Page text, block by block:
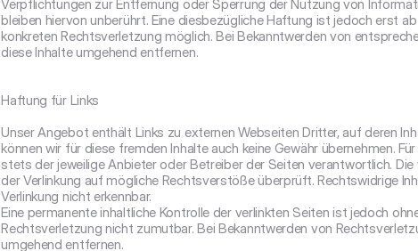
Verpflichtungen zur Entfernung oder Sperrung der Nutzung von
bleiben hiervon unberührt. Eine diesbezügliche Haftung ist jedoch erst
konkreten Rechtsverletzung möglich. Bei Bekanntwerden von
diese Inhalte umgehend entfernen.
Haftung für Links
Unser Angebot enthält Links zu externen Webseiten Dritter, auf deren
können wir für diese fremden Inhalte auch keine Gewähr übernehmen.
stets der jeweilige Anbieter oder Betreiber der Seiten verantwortlich.
der Verlinkung auf mögliche Rechtsverstöße überprüft. Rechtswidrige
Verlinkung nicht erkennbar.
Eine permanente inhaltliche Kontrolle der verlinkten Seiten ist jedoch
Rechtsverletzung nicht zumutbar. Bei Bekanntwerden von
umgehend entfernen.